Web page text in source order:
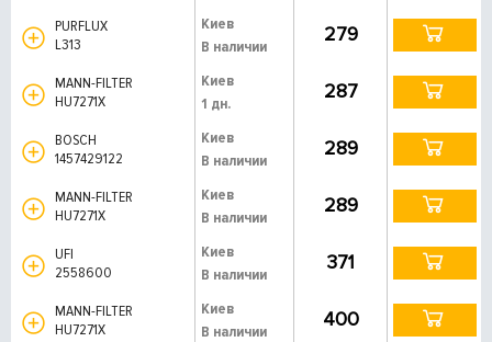
PURFLUX
L313
Киев
В наличии
279
MANN-FILTER
HU7271X
Киев
1 дн.
287
BOSCH
1457429122
Киев
В наличии
289
MANN-FILTER
HU7271X
Киев
В наличии
289
UFI
2558600
Киев
В наличии
371
MANN-FILTER
HU7271X
Киев
В наличии
400